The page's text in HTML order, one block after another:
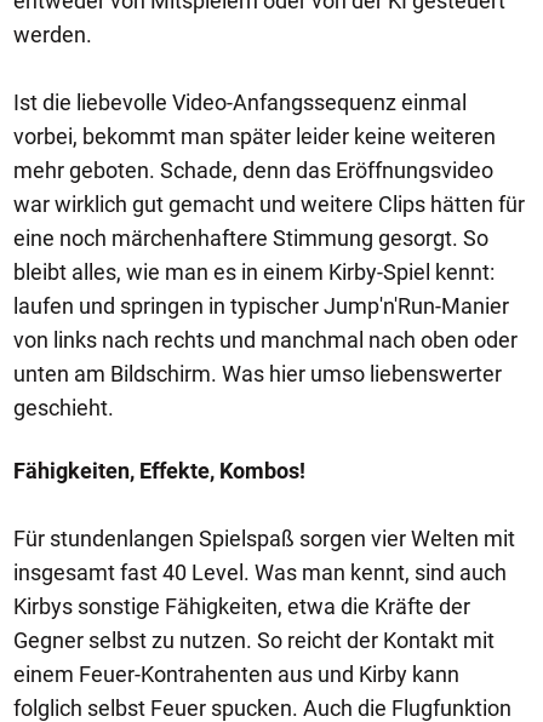
werden.
Ist die liebevolle Video-Anfangssequenz einmal
vorbei, bekommt man später leider keine weiteren
mehr geboten. Schade, denn das Eröffnungsvideo
war wirklich gut gemacht und weitere Clips hätten für
eine noch märchenhaftere Stimmung gesorgt. So
bleibt alles, wie man es in einem Kirby-Spiel kennt:
laufen und springen in typischer Jump'n'Run-Manier
von links nach rechts und manchmal nach oben oder
unten am Bildschirm. Was hier umso liebenswerter
geschieht.
Fähigkeiten, Effekte, Kombos!
Für stundenlangen Spielspaß sorgen vier Welten mit
insgesamt fast 40 Level. Was man kennt, sind auch
Kirbys sonstige Fähigkeiten, etwa die Kräfte der
Gegner selbst zu nutzen. So reicht der Kontakt mit
einem Feuer-Kontrahenten aus und Kirby kann
folglich selbst Feuer spucken. Auch die Flugfunktion